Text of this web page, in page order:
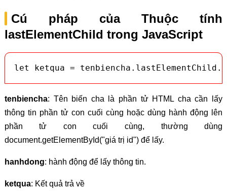
Cú pháp của Thuộc tính
lastElementChild trong JavaScript
let ketqua =
tenbiencha: Tên biến cha là phần tử HTML cha cần lấy
thông tin phần tử con cuối cùng hoặc dùng hành động lên
phần tử con cuối cùng, thường dùng
document.getElementById("giá trị id") để lấy.
hanhdong: hành động để lấy thông tin.
ketqua: Kết quả trả về